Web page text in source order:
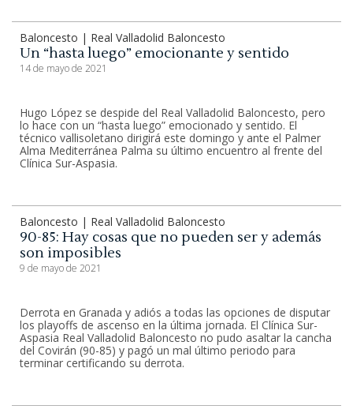
Baloncesto | Real Valladolid Baloncesto
Un “hasta luego” emocionante y sentido
14 de mayo de 2021
Hugo López se despide del Real Valladolid Baloncesto, pero
lo hace con un “hasta luego” emocionado y sentido. El
técnico vallisoletano dirigirá este domingo y ante el Palmer
Alma Mediterránea Palma su último encuentro al frente del
Clínica Sur-Aspasia.
Baloncesto | Real Valladolid Baloncesto
90-85: Hay cosas que no pueden ser y además
son imposibles
9 de mayo de 2021
Derrota en Granada y adiós a todas las opciones de disputar
los playoffs de ascenso en la última jornada. El Clínica Sur-
Aspasia Real Valladolid Baloncesto no pudo asaltar la cancha
del Covirán (90-85) y pagó un mal último periodo para
terminar certificando su derrota.